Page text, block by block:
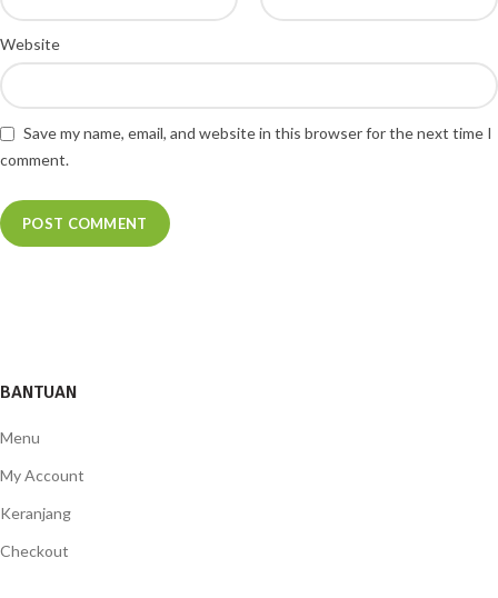
Website
Save my name, email, and website in this browser for the next time I
comment.
BANTUAN
Menu
My Account
Keranjang
Checkout